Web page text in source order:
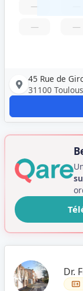
—
—
—
45 Rue de
31100
Dr.